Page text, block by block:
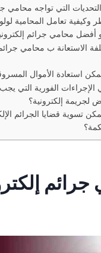
التي تواجه محامي
وكيفية تعامل المحامية
أفضل محامي جرائم
الاستعانة ب محامي
استعادة الأموال
الإجراءات الفورية التي يجب
لجريمة إلكترونية؟
تسوية قضايا الجرائم